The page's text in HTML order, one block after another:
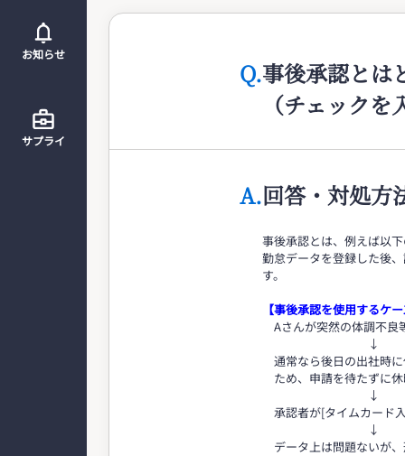
お知らせ
サプライ
Q.事後承認とは
（チェック
A.回答・対処方
事後承認とは、例えば以
勤怠データを登録した後
す。
【事後承認を使用するケ
Aさんが突然の体調不良
↓
通常なら後日の出社時
ため、申請を待たずに
↓
承認者が[タイムカード
↓
データ上は問題ないが